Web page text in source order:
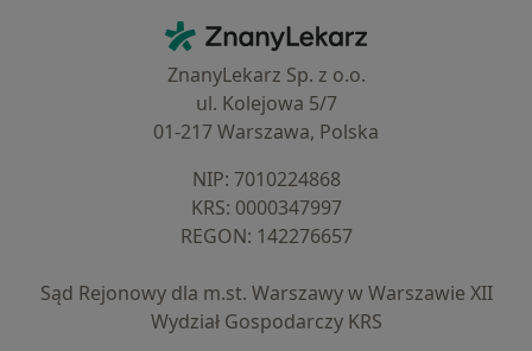
ZnanyLekarz - Strona główna
ZnanyLekarz Sp. z o.o.
ul. Kolejowa 5/7
01-217 Warszawa, Polska
NIP: ⁠7010224868
KRS: ⁠0000347997
REGON: ⁠142276657
Sąd Rejonowy dla m.st. Warszawy w Warszawie XII
Wydział Gospodarczy KRS